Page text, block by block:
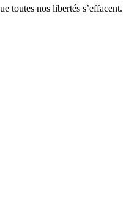
toutes nos libertés s’effacent.